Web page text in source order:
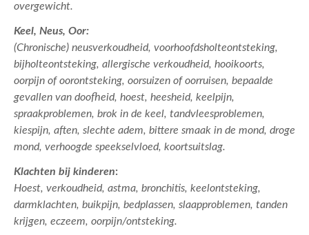
overgewicht.
Keel, Neus, Oor:
(Chronische) neusverkoudheid, voorhoofdsholteontsteking,
bijholteontsteking, allergische verkoudheid, hooikoorts,
oorpijn of oorontsteking, oorsuizen of oorruisen, bepaalde
gevallen van doofheid, hoest, heesheid, keelpijn,
spraakproblemen, brok in de keel, tandvleesproblemen,
kiespijn, aften, slechte adem, bittere smaak in de mond, droge
mond, verhoogde speekselvloed, koortsuitslag.
Klachten bij kinderen:
Hoest, verkoudheid, astma, bronchitis, keelontsteking,
darmklachten, buikpijn, bedplassen, slaapproblemen, tanden
krijgen, eczeem, oorpijn/ontsteking.